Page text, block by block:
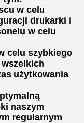
w celu
drukarki i
w celu
celu szybkiego
użytkowania
naszym
regularnym